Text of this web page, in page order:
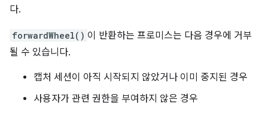
다.
forwardWheel() 이 반환하는 프로미스는 다음 경우에 거부
될 수 있습니다.
캡처 세션이 아직 시작되지 않았거나 이미 중지된 경우
사용자가 관련 권한을 부여하지 않은 경우